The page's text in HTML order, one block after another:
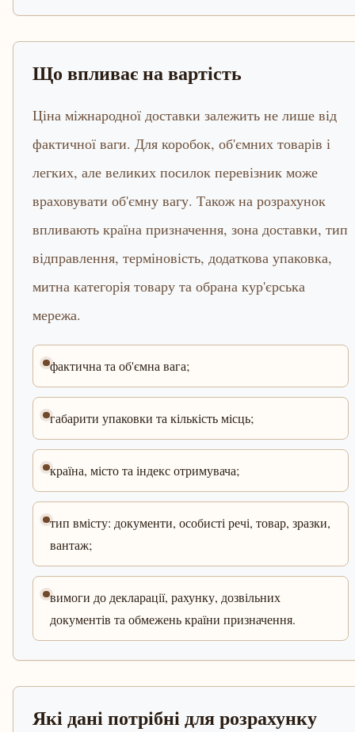
Що впливає на вартість
Ціна міжнародної доставки залежить не лише від
фактичної ваги. Для коробок, об'ємних товарів і
легких, але великих посилок перевізник може
враховувати об'ємну вагу. Також на розрахунок
впливають країна призначення, зона доставки, тип
відправлення, терміновість, додаткова упаковка,
митна категорія товару та обрана кур'єрська
мережа.
фактична та об'ємна вага;
габарити упаковки та кількість місць;
країна, місто та індекс отримувача;
тип вмісту: документи, особисті речі, товар, зразки,
вантаж;
вимоги до декларації, рахунку, дозвільних
документів та обмежень країни призначення.
Які дані потрібні для розрахунку